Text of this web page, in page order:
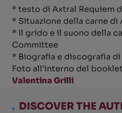
. DISCOVER THE
* testo di Axtral Requiem
* Situazione della carne di
* Il grido e il suono della
Committee
* Biografia e discografia di
Foto all’interno del booklet
Valentina Grilli